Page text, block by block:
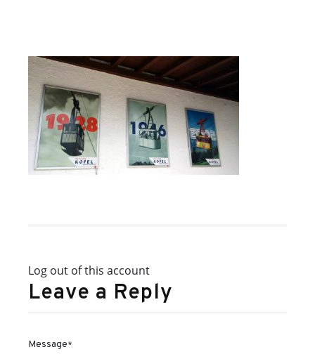
Log out of this account
Leave a Reply
Message*